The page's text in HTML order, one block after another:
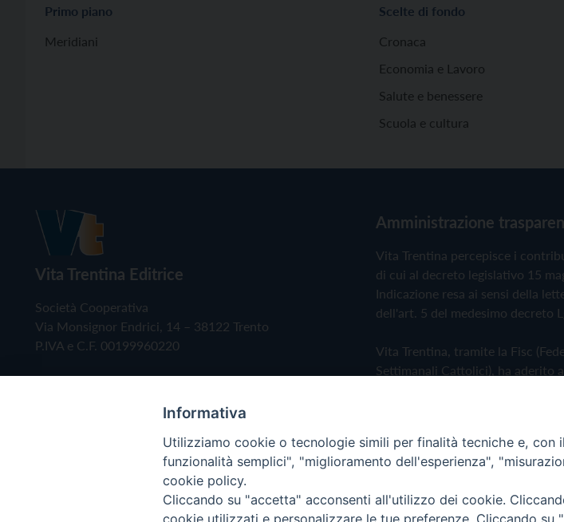
Primo piano
Meridiani
Scelte di fondo
Cronaca
Economia e Lavoro
Salute e benessere
Scuola e cultura
Vita Trentina Editrice
Società Cooperativa
Via Monsignor Endrici, 14 – 38122 Trento
P.IVA e C.F. 00199960220
Amministrazione
Vita Trentina percepisce i
di cui al decreto legislativo 15
Indicazione resa ai sensi della
dell'art. 5 del medesimo decreto
Vita Trentina, tramite la Fisc
Settimanali Cattolici), ha aderito
Privacy Policy Cookie Policy
Copyright © 2019 - Tutti i diritti riservati - Vita Trentina Editrice
Informativa
Utilizziamo cookie o tecnologie simili per finalità tecniche e,
funzionalità semplici", "miglioramento dell'esperienza",
cookie policy.
Cliccando su "accetta" acconsenti all'utilizzo dei cookie.